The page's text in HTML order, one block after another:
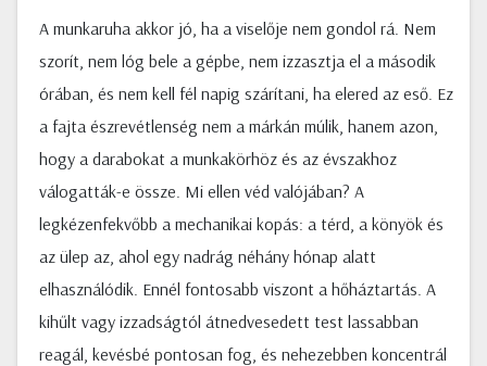
A munkaruha akkor jó, ha a viselője nem gondol rá. Nem
szorít, nem lóg bele a gépbe, nem izzasztja el a második
órában, és nem kell fél napig szárítani, ha elered az eső. Ez
a fajta észrevétlenség nem a márkán múlik, hanem azon,
hogy a darabokat a munkakörhöz és az évszakhoz
válogatták-e össze. Mi ellen véd valójában? A
legkézenfekvőbb a mechanikai kopás: a térd, a könyök és
az ülep az, ahol egy nadrág néhány hónap alatt
elhasználódik. Ennél fontosabb viszont a hőháztartás. A
kihűlt vagy izzadságtól átnedvesedett test lassabban
reagál, kevésbé pontosan fog, és nehezebben koncentrál